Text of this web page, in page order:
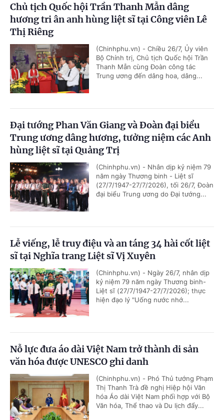
Chủ tịch Quốc hội Trần Thanh Mẫn dâng
hương tri ân anh hùng liệt sĩ tại Công viên Lê
Thị Riêng
(Chinhphu.vn) - Chiều 26/7, Ủy viên
Bộ Chính trị, Chủ tịch Quốc hội Trần
Thanh Mẫn cùng Đoàn công tác
Trung ương đến dâng hoa, dâng...
Đại tướng Phan Văn Giang và Đoàn đại biểu
Trung ương dâng hương, tưởng niệm các Anh
hùng liệt sĩ tại Quảng Trị
(Chinhphu.vn) - Nhân dịp kỷ niệm 79
năm ngày Thương binh - Liệt sĩ
(27/7/1947-27/7/2026), tối 26/7, Đoàn
đại biểu Trung ương do Đại tướng...
Lễ viếng, lễ truy điệu và an táng 34 hài cốt liệt
sĩ tại Nghĩa trang Liệt sĩ Vị Xuyên
(Chinhphu.vn) - Ngày 26/7, nhân dịp
kỷ niệm 79 năm ngày Thương binh-
Liệt sĩ (27/7/1947-27/7/2026); thực
hiện đạo lý "Uống nước nhớ...
Nỗ lực đưa áo dài Việt Nam trở thành di sản
văn hóa được UNESCO ghi danh
(Chinhphu.vn) - Phó Thủ tướng Phạm
Thị Thanh Trà đề nghị Hiệp hội Văn
hóa Áo dài Việt Nam phối hợp với Bộ
Văn hóa, Thể thao và Du lịch đẩy...